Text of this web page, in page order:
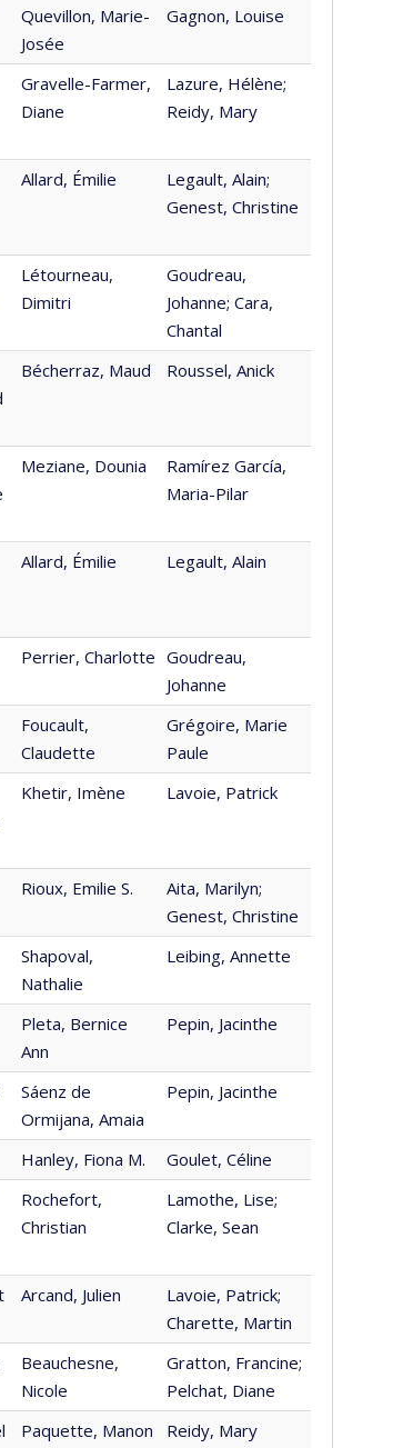
Quevillon, Marie-
Josée
Gagnon, Louise
Gravelle-Farmer,
Diane
Lazure, Hélène;
Reidy, Mary
Allard, Émilie
Legault, Alain;
Genest, Christine
Létourneau,
Dimitri
Goudreau,
Johanne; Cara,
Chantal
Bécherraz, Maud Roussel, Anick
Meziane, Dounia
Ramírez García,
Maria-Pilar
Allard, Émilie Legault, Alain
Perrier, Charlotte Goudreau,
Johanne
Foucault,
Claudette
Grégoire, Marie
Paule
Khetir, Imène Lavoie, Patrick
Rioux, Emilie S.
Aita, Marilyn;
Genest, Christine
Shapoval,
Nathalie
Leibing, Annette
Pleta, Bernice
Ann
Pepin, Jacinthe
Sáenz de
Ormijana, Amaia
Pepin, Jacinthe
Hanley, Fiona M.
Goulet, Céline
Rochefort,
Christian
Lamothe, Lise;
Clarke, Sean
Arcand, Julien
Lavoie, Patrick;
Charette, Martin
Beauchesne,
Nicole
Gratton, Francine;
Pelchat, Diane
Paquette, Manon Reidy, Mary